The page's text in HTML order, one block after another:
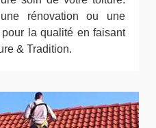
rénovation ou une
la qualité en faisant
& Tradition.